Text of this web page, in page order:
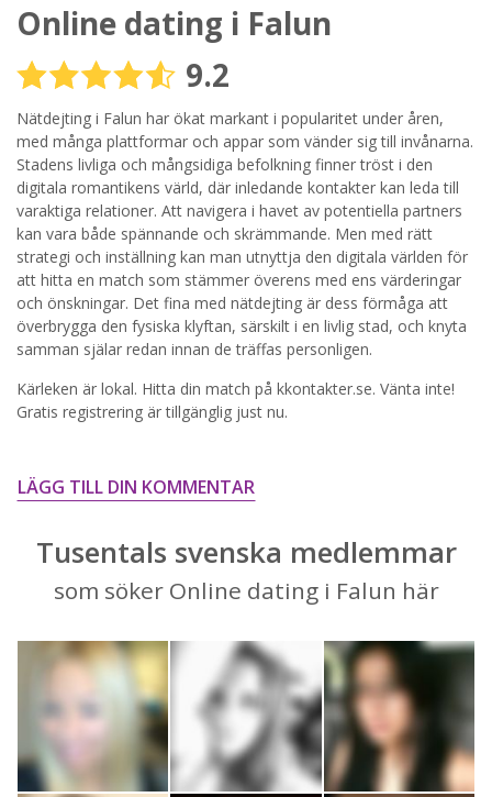
Steg3
Din mailadress?
Genom att registrera godkänner jag Villkoren
Sekretesspolicyn. Jag godkänner att ta emot information och
reklam via e-post från hemsidans operatörer. Jag kan dra
tillbaka godkännande när jag vill.
STARTA NU!
Online dating i Falun
9.2
Nätdejting i Falun har ökat markant i popularitet under åren,
med många plattformar och appar som vänder sig till invånarna.
Stadens livliga och mångsidiga befolkning finner tröst i den
digitala romantikens värld, där inledande kontakter kan leda till
varaktiga relationer. Att navigera i havet av potentiella partners
kan vara både spännande och skrämmande. Men med rätt
strategi och inställning kan man utnyttja den digitala världen för
att hitta en match som stämmer överens med ens värderingar
och önskningar. Det fina med nätdejting är dess förmåga att
överbrygga den fysiska klyftan, särskilt i en livlig stad, och knyta
samman själar redan innan de träffas personligen.
Kärleken är lokal. Hitta din match på kkontakter.se. Vänta inte!
Gratis registrering är tillgänglig just nu.
LÄGG TILL DIN KOMMENTAR
Tusentals svenska medlemmar
som söker Online dating i Falun här